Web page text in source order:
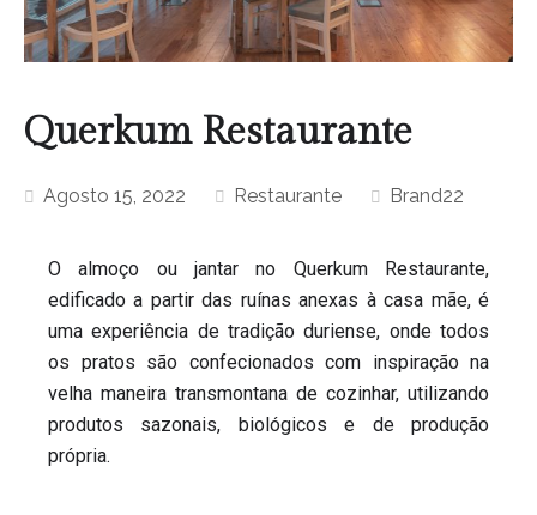
Querkum Restaurante
Agosto 15, 2022 Restaurante Brand22
O almoço ou jantar no Querkum Restaurante,
edificado a partir das ruínas anexas à casa mãe, é
uma experiência de tradição duriense, onde todos
os pratos são confecionados com inspiração na
velha maneira transmontana de cozinhar, utilizando
produtos sazonais, biológicos e de produção
própria.